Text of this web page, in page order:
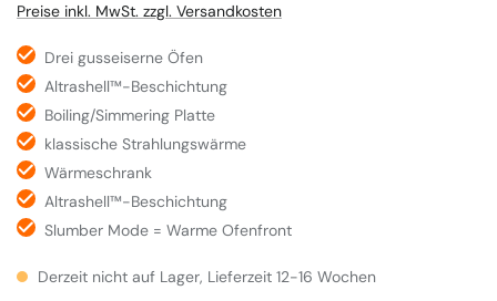
Preise inkl. MwSt. zzgl. Versandkosten
Drei gusseiserne Öfen
Altrashell™-Beschichtung
Boiling/Simmering Platte
klassische Strahlungswärme
Wärmeschrank
Altrashell™-Beschichtung
Slumber Mode = Warme Ofenfront
Derzeit nicht auf Lager, Lieferzeit 12-16 Wochen